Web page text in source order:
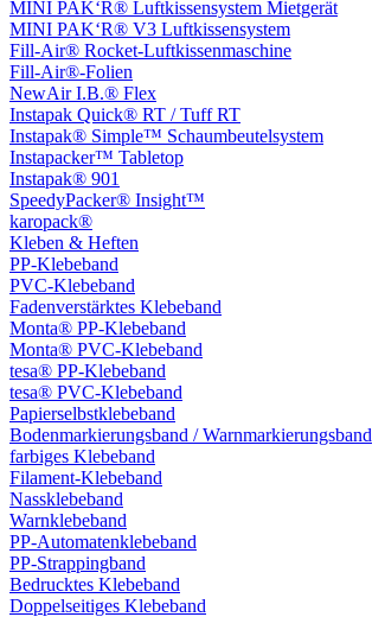
MINI PAK‘R® Luftkissensystem Mietgerät
MINI PAK‘R® V3 Luftkissensystem
Fill-Air® Rocket-Luftkissenmaschine
Fill-Air®-Folien
NewAir I.B.® Flex
Instapak Quick® RT / Tuff RT
Instapak® Simple™ Schaumbeutelsystem
Instapacker™ Tabletop
Instapak® 901
SpeedyPacker® Insight™
karopack®
Kleben & Heften
PP-Klebeband
PVC-Klebeband
Fadenverstärktes Klebeband
Monta® PP-Klebeband
Monta® PVC-Klebeband
tesa® PP-Klebeband
tesa® PVC-Klebeband
Papierselbstklebeband
Bodenmarkierungsband / Warnmarkierungsband
farbiges Klebeband
Filament-Klebeband
Nassklebeband
Warnklebeband
PP-Automatenklebeband
PP-Strappingband
Bedrucktes Klebeband
Doppelseitiges Klebeband